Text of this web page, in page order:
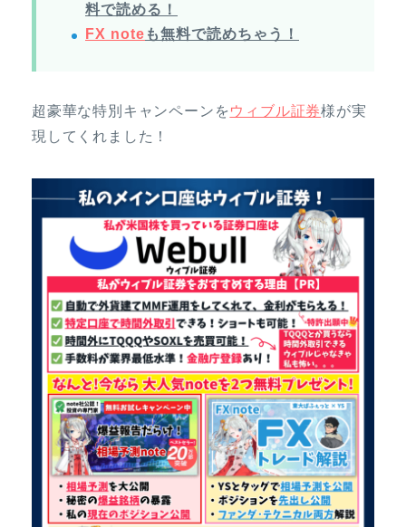
料で読める！
FX note も無料で読めちゃう！
超豪華な特別キャンペーンを ウィブル証券様が実
現してくれました！